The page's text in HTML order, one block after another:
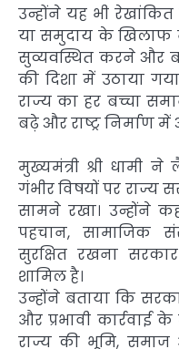
उन्होंने यह भी
या समुदाय के खिलाफ
सुव्यवस्थित करने और
की दिशा में उठाया
राज्य का हर बच्चा
बढ़े और राष्ट्र निर्माण
मुख्यमंत्री श्री धामी
गंभीर विषयों पर
सामने रखा। उन्होंने
पहचान, सामाजिक
सुरक्षित रखना
शामिल है।
उन्होंने बताया कि
और प्रभावी कार्रवाई
राज्य की भूमि,